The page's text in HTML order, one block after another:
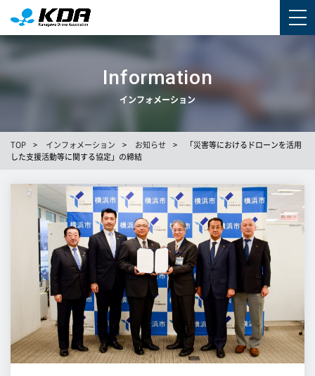
Information
インフォメーション
TOP > インフォメーション > お知らせ >
「災害等におけるドローンを活用
した支援活動等に関する協定」の締結